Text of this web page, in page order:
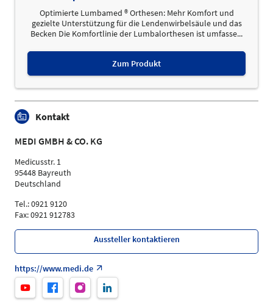
Optimierte Lumbamed ® Orthesen: Mehr Komfort und
gezielte Unterstützung für die Lendenwirbelsäule und das
Becken Die Komfortlinie der Lumbalorthesen ist umfasse...
Zum Produkt
Kontakt
MEDI GMBH & CO. KG
Medicusstr. 1
95448 Bayreuth
Deutschland
Tel.: 0921 9120
Fax: 0921 912783
Aussteller kontaktieren
https://www.medi.de